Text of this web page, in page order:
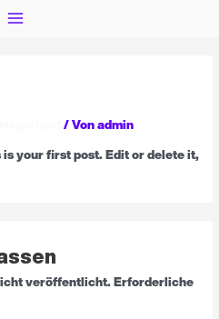
/ Vonadmin
your first post. Edit or delete it,
veröffentlicht.Erforderliche